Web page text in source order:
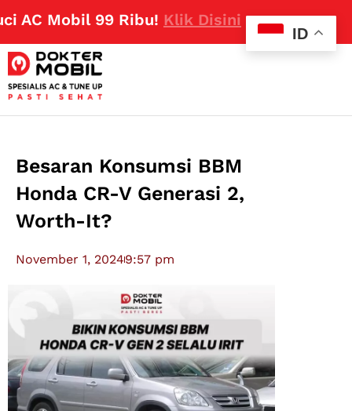
Mobil 99 Ribu!Klik Disini
Besaran Konsumsi BBM
Honda CR-V Generasi 2,
Worth-It?
November 1, 20249:57 pm
ID